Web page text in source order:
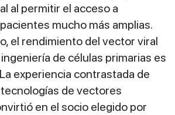
al permitir el acceso a
mucho más amplias.
el rendimiento del vector viral
de células primarias es
experiencia contrastada de
de vectores
en el socio elegido por